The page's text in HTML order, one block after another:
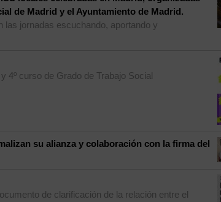
de Madrid y el Ayuntamiento de Madrid.
jornadas escuchando, aportando y
4º curso de Grado de Trabajo Social
su alianza y colaboración con la firma del
de clarificación de la relación entre el